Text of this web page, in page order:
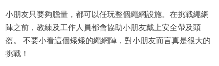
小朋友只要夠膽量，都可以任玩整個繩網設施。在挑戰繩網
陣之前，教練及工作人員都會協助小朋友戴上安全帶及頭
盔。 不要小看這個矮矮的繩網陣，對小朋友而言真是很大的
挑戰！